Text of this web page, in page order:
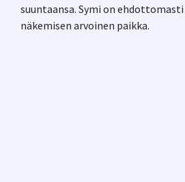
suuntaansa. Symi on ehdottomasti
näkemisen arvoinen paikka.